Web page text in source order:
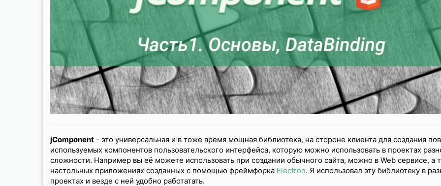
Блог
Портфолио
Обо мне
jComponent - это универсальная и в тоже время мощная библиотека, на стороне клиента для создания
используемых компонентов пользовательского интерфейса, которую можно использовать в проектах
сложности. Например вы её можете использовать при создании обычного сайта, можно в Web сервисе, а
настольных приложениях созданных с помощью фреймфорка Electron. Я использовал эту библиотеку в
проектах и везде с ней удобно работатать.